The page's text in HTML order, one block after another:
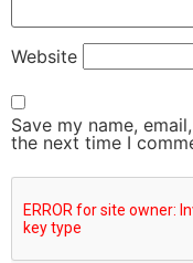
Website
Save my name,
the next time I